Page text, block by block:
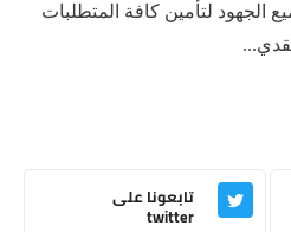
الجهود لتأمين كافة المتطلبات
تابعونا على
twitter